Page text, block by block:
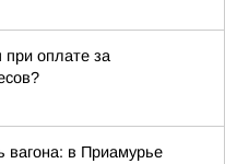
при оплате за
вагона: в Приамурье